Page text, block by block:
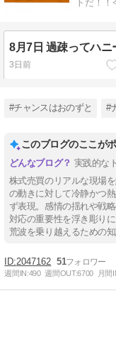
トだ！
8月7日 過疎ってハニ
3日前
#チャンスはおのずと #
このブログのここが
実践的な
株式売買のリアルな現場
の動きに対して冷静かつ
ず表現。感情の揺れや戦
対応の重要性を浮き彫り
荒波を乗り越えるための
2047162 51
週間IN:490 週間OUT:6700 月間